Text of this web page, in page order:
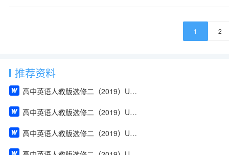
1 2
推荐资料
高中英语人教版选修二（2019）Unit 1 Build up your vocabulary（教案）
高中英语人教版选修二（2019）Unit 4 Using Language（教案）
高中英语人教版选修二（2019）Unit 2 Using Language（教案）